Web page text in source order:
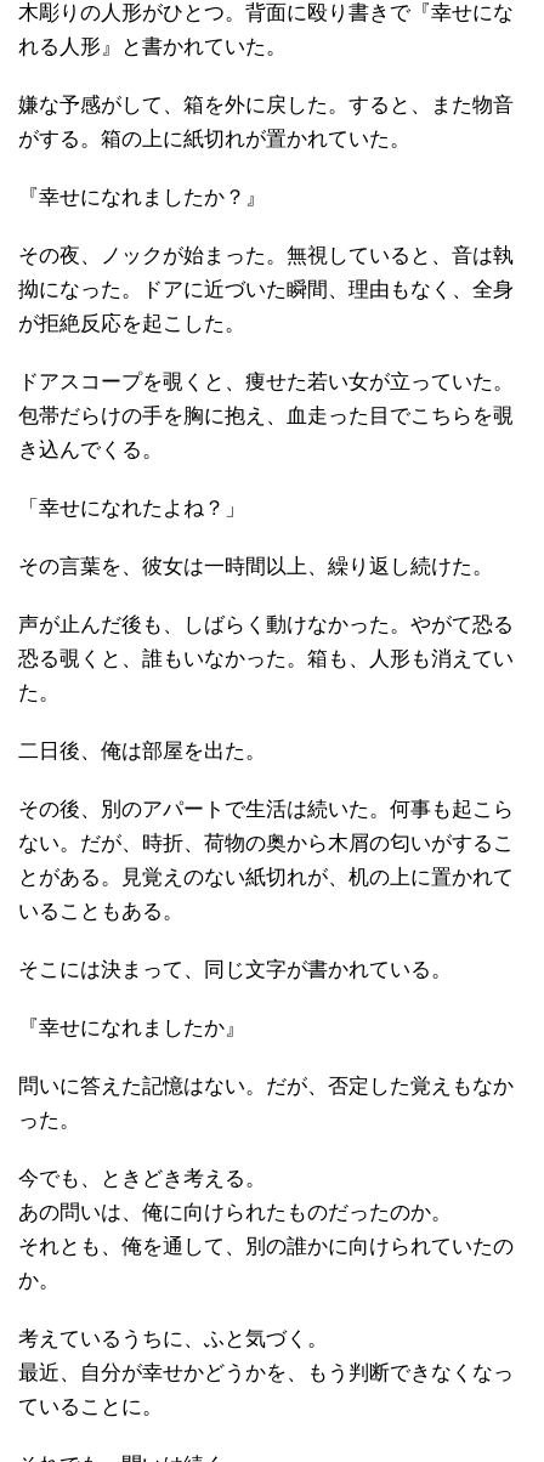
木彫りの人形がひとつ。背面に殴り書きで『幸せにな
れる人形』と書かれていた。
嫌な予感がして、箱を外に戻した。すると、また物音
がする。箱の上に紙切れが置かれていた。
『幸せになれましたか？』
その夜、ノックが始まった。無視していると、音は執
拗になった。ドアに近づいた瞬間、理由もなく、全身
が拒絶反応を起こした。
ドアスコープを覗くと、痩せた若い女が立っていた。
包帯だらけの手を胸に抱え、血走った目でこちらを覗
き込んでくる。
「幸せになれたよね？」
その言葉を、彼女は一時間以上、繰り返し続けた。
声が止んだ後も、しばらく動けなかった。やがて恐る
恐る覗くと、誰もいなかった。箱も、人形も消えてい
た。
二日後、俺は部屋を出た。
その後、別のアパートで生活は続いた。何事も起こら
ない。だが、時折、荷物の奥から木屑の匂いがするこ
とがある。見覚えのない紙切れが、机の上に置かれて
いることもある。
そこには決まって、同じ文字が書かれている。
『幸せになれましたか』
問いに答えた記憶はない。だが、否定した覚えもなか
った。
今でも、ときどき考える。
あの問いは、俺に向けられたものだったのか。
それとも、俺を通して、別の誰かに向けられていたの
か。
考えているうちに、ふと気づく。
最近、自分が幸せかどうかを、もう判断できなくなっ
ていることに。